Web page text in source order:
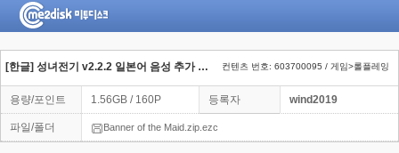
[한글] 성녀전기 v2.2.2 일본어 음성 추가 업뎃 컨텐츠 번호: 603700095 / 게임>롤플레잉
용량/포인트 1.56GB / 160P 등록자 wind2019
파일/폴더 Banner of the Maid.zip.ezc